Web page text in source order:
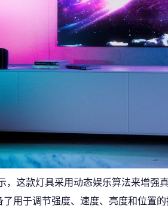
，这款灯具采用动态娱乐算法来增强
用于调节强度、速度、亮度和位置